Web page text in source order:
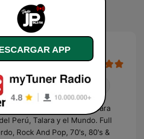
FM
Variado Alternativa / Indie
FM, fundada en 1995 para
Perú, Talara y el Mundo. Full
Rock And Pop, 70's, 80's &
APP